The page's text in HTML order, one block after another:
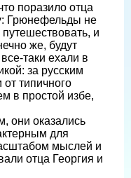
поразило отца
Грюнефельды не
и
же, будут
таки ехали в
за русским
типичного
в простой избе,
они оказались
для
мыслей и
отца Георгия и